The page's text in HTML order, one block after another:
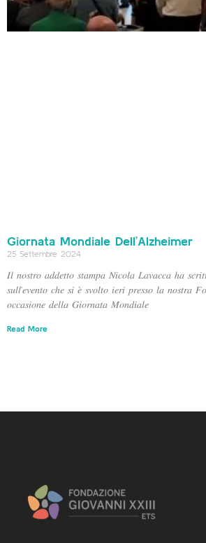
Giornata Mondiale Dell’Alzheimer
25 Settembre 2024
𝐼𝑙 𝑛𝑜𝑠𝑡𝑟𝑜 𝑎𝑑𝑑𝑒𝑡𝑡𝑜 𝑠𝑡𝑎𝑚𝑝𝑎 𝑁𝑖𝑐𝑜𝑙𝑎 𝐿𝑎𝑣𝑎𝑐𝑐𝑎 ℎ𝑎
𝑠𝑢𝑙𝑙’𝑒𝑣𝑒𝑛𝑡𝑜 𝑐ℎ𝑒 𝑠𝑖 𝑒̀ 𝑠𝑣𝑜𝑙𝑡𝑜 𝑖𝑒𝑟𝑖 𝑝𝑟𝑒𝑠𝑠𝑜 𝑙𝑎 𝑛𝑜𝑠𝑡𝑟𝑎
𝑜𝑐𝑐𝑎𝑠𝑖𝑜𝑛𝑒 𝑑𝑒𝑙𝑙𝑎 𝐺𝑖𝑜𝑟𝑛𝑎𝑡𝑎 𝑀𝑜𝑛𝑑𝑖𝑎𝑙𝑒
Read More